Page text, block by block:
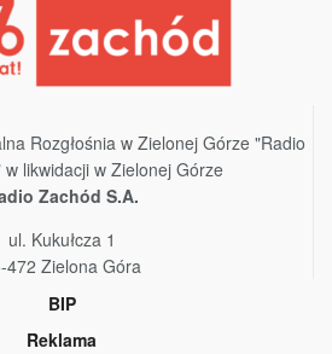
Rozgłośnia w Zielonej Górze "Radio
likwidacji w Zielonej Górze
Zachód S.A.
ul. Kukułcza 1
472 Zielona Góra
BIP
Reklama